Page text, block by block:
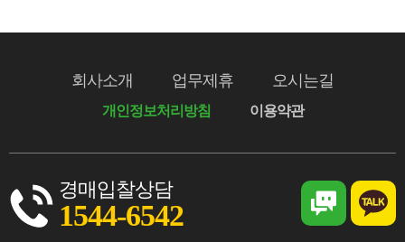
회사소개 업무제휴 오시는길
개인정보처리방침 이용약관
경매입찰상담
1544-6542